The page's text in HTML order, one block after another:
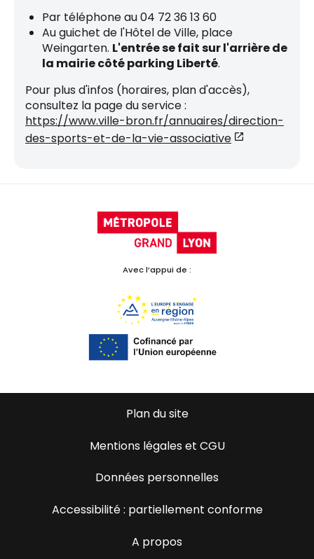
Par téléphone au 04 72 36 13 60
Au guichet de l'Hôtel de Ville, place
Weingarten. L'entrée se fait sur l'arrière de
la mairie côté parking Liberté.
Pour plus d'infos (horaires, plan d'accès),
consultez la page du service :
https://www.ville-bron.fr/annuaires/direction-
des-sports-et-de-la-vie-associative
Avec l’appui de :
Plan du site
Mentions légales et CGU
Données personnelles
Accessibilité : partiellement conforme
A propos